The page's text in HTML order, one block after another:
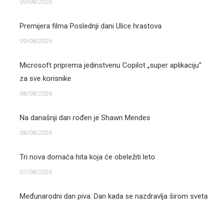
09/08/2026
Premijera filma Poslednji dani Ulice hrastova
09/08/2026
Microsoft priprema jedinstvenu Copilot „super aplikaciju“
za sve korisnike
08/08/2026
Na današnji dan rođen je Shawn Mendes
08/08/2026
Tri nova domaća hita koja će obeležiti leto
07/08/2026
Međunarodni dan piva: Dan kada se nazdravlja širom sveta